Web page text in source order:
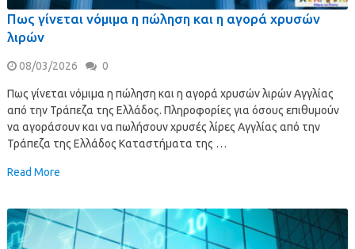
Πως γίνεται νόμιμα η πώληση και η αγορά χρυσών
λιρών
08/03/2026 0
Πως γίνεται νόμιμα η πώληση και η αγορά χρυσών λιρών Αγγλίας
από την Τράπεζα της Ελλάδος. Πληροφορίες για όσους επιθυμούν
να αγοράσουν και να πωλήσουν χρυσές λίρες Αγγλίας από την
Τράπεζα της Ελλάδος Καταστήματα της …
Read More